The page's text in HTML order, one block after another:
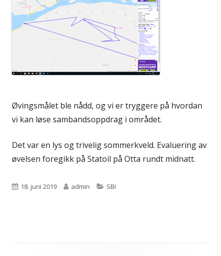
Øvingsmålet ble nådd, og vi er tryggere på hvordan
vi kan løse sambandsoppdrag i området.
Det var en lys og trivelig sommerkveld. Evaluering av
øvelsen foregikk på Statoil på Otta rundt midnatt.
Publisert
18. juni 2019 Forfatter
admin Kategorier
SBI